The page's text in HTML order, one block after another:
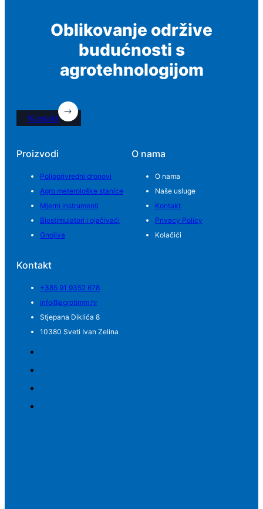
Oblikovanje održive
budućnosti s
agrotehnologijom
Kontakt
Proizvodi
Poljoprivredni dronovi
Agro meterološke stanice
Mjerni instrumenti
Biostimulatori i ojačivaći
Gnojiva
O nama
O nama
Naše usluge
Kontakt
Privacy Policy
Kolačići
Kontakt
+385 91 9352 678
info@agrotimm.hr
Stjepana Diklića 8
10380 Sveti Ivan Zelina